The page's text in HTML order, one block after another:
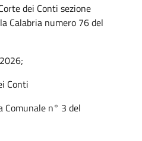
dei Conti sezione
Calabria numero 76 del
Conti
Comunale n° 3 del